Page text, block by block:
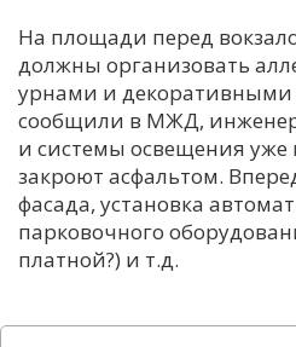
На площади перед
должны организовать
урнами и декоративными
сообщили в МЖД,
и системы освещения
закроют асфальтом.
фасада, установка
парковочного
платной?) и т.д.